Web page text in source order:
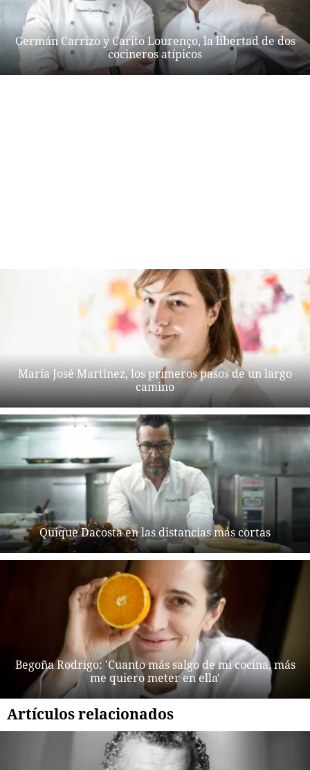
Germán Carrizo y Carito Lourenço, la libertad de dos
cocineros atípicos
María José Martínez, los primeros pasos de un largo
camino
Quique Dacosta en las distancias más cortas
Begoña Rodrigo: 'Cuanto más salgo de mi cocina, más
me quiero meter en ella'
Artículos relacionados